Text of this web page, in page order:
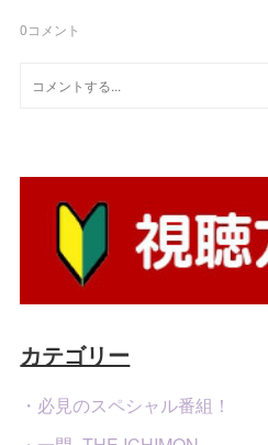
0コメント
カテゴリー
・必見のスペシャル番組！